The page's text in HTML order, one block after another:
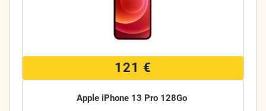
121 €
Apple iPhone 13 Pro 128Go